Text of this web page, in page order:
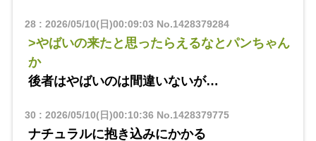
28: 2026/05/10(日)00:09:03 No.1428379284
>やばいの来たと思ったらえるなとパンちゃん
か
後者はやばいのは間違いないが…
30 : 2026/05/10(日)00:10:36 No.1428379775
ナチュラルに抱き込みにかかる